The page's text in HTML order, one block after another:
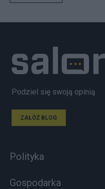
Podziel się swoją opinią
ZAŁÓŻ BLOG
Polityka
Gospodarka